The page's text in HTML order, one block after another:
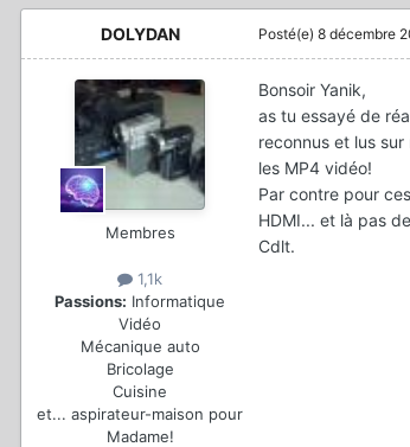
DOLYDAN
Membres
1,1k
Passions: Informatique
Vidéo
Mécanique auto
Bricolage
Cuisine
et... aspirateur-maison pour
Madame!
Posté(e) 8 décembre
Bonsoir Yanik,
as tu essayé de
reconnus et lus
les MP4 vidéo!
Par contre pour
HDMI... et là pas
Cdlt.